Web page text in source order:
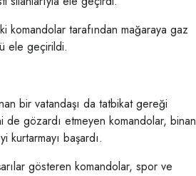
komandolar tarafından mağaraya gaz
ele geçirildi.
bir vatandaşı da tatbikat gereği
de gözardı etmeyen komandolar,
başardı.
gösteren komandolar, spor ve